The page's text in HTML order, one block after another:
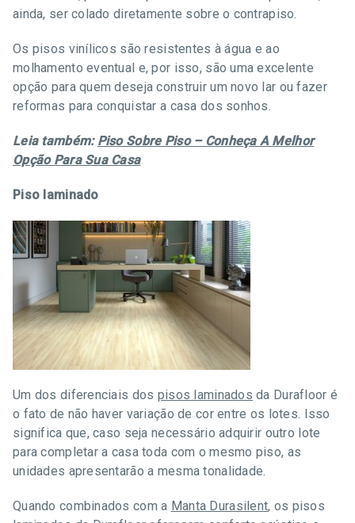
ainda, ser colado diretamente sobre o contrapiso.
Os pisos vinílicos são resistentes à água e ao
molhamento eventual e, por isso, são uma excelente
opção para quem deseja construir um novo lar ou fazer
reformas para conquistar a casa dos sonhos.
Leia também: Piso Sobre Piso – Conheça A Melhor
Opção Para Sua Casa
Piso laminado
Um dos diferenciais dos pisos laminados da Durafloor é
o fato de não haver variação de cor entre os lotes. Isso
significa que, caso seja necessário adquirir outro lote
para completar a casa toda com o mesmo piso, as
unidades apresentarão a mesma tonalidade.
Quando combinados com a Manta Durasilent, os pisos